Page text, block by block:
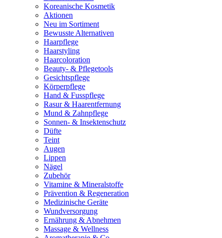
Koreanische Kosmetik
Aktionen
Neu im Sortiment
Bewusste Alternativen
Haarpflege
Haarstyling
Haarcoloration
Beauty- & Pflegetools
Gesichtspflege
Körperpflege
Hand & Fusspflege
Rasur & Haarentfernung
Mund & Zahnpflege
Sonnen- & Insektenschutz
Düfte
Teint
Augen
Lippen
Nägel
Zubehör
Vitamine & Mineralstoffe
Prävention & Regeneration
Medizinische Geräte
Wundversorgung
Ernährung & Abnehmen
Massage & Wellness